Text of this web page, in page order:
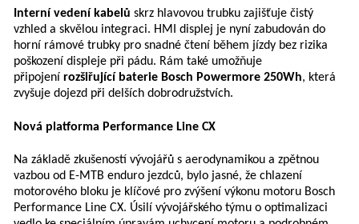
Interní vedení kabelů skrz hlavovou trubku zajišťuje čistý
vzhled a skvělou integraci. HMI displej je nyní zabudován do
horní rámové trubky pro snadné čtení během jízdy bez rizika
poškození displeje při pádu. Rám také umožňuje
připojení rozšiřující baterie Bosch Powermore 250Wh, která
zvyšuje dojezd při delších dobrodružstvích.
Nová platforma Performance Line CX
Na základě zkušeností vývojářů s aerodynamikou a zpětnou
vazbou od E-MTB enduro jezdců, bylo jasné, že chlazení
motorového bloku je klíčové pro zvýšení výkonu motoru Bosch
Performance Line CX. Úsilí vývojářského týmu o optimalizaci